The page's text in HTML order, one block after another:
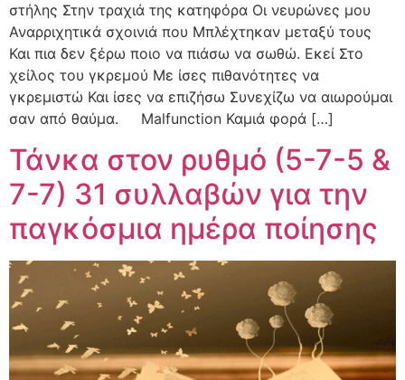
στήλης Στην τραχιά της κατηφόρα Οι νευρώνες μου
Αναρριχητικά σχοινιά που Μπλέχτηκαν μεταξύ τους
Και πια δεν ξέρω ποιο να πιάσω να σωθώ. Εκεί Στο
χείλος του γκρεμού Με ίσες πιθανότητες να
γκρεμιστώ Και ίσες να επιζήσω Συνεχίζω να αιωρούμαι
σαν από θαύμα. Malfunction Καμιά φορά […]
Τάνκα στον ρυθμό (5-7-5 &
7-7) 31 συλλαβών για την
παγκόσμια ημέρα ποίησης